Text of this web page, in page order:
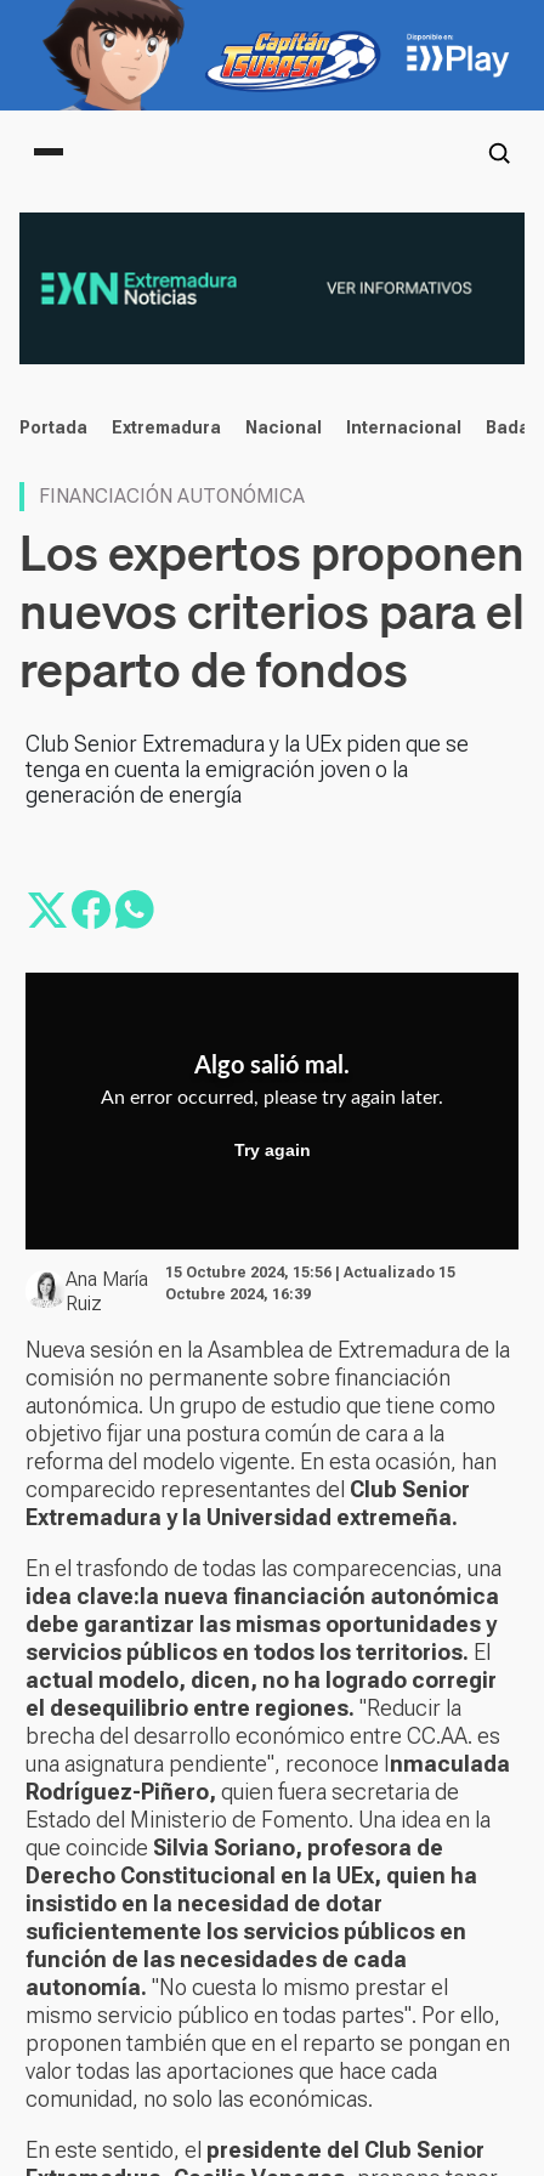
Main menu
noticias
Portada Extremadura Nacional Internacional
FINANCIACIÓN AUTONÓMICA
Los expertos proponen
nuevos criterios para el
reparto de fondos
Club Senior Extremadura y la UEx piden que se
tenga en cuenta la emigración joven o la
generación de energía
Ana María
Ruiz
15 Octubre 2024, 15:56 | Actualizado 15
Octubre 2024, 16:39
Nueva sesión en la Asamblea de Extremadura de la
comisión no permanente sobre financiación
autonómica. Un grupo de estudio que tiene como
objetivo fijar una postura común de cara a la
reforma del modelo vigente. En esta ocasión, han
comparecido representantes del Club Senior
Extremadura y la Universidad extremeña.
En el trasfondo de todas las comparecencias, una
idea clave: la nueva financiación autonómica
debe garantizar las mismas oportunidades y
servicios públicos en todos los territorios. El
actual modelo, dicen, no ha logrado corregir
el desequilibrio entre regiones. "Reducir la
brecha del desarrollo económico entre CC.AA. es
una asignatura pendiente", reconoce I nmaculada
Rodríguez-Piñero, quien fuera secretaria de
Estado del Ministerio de Fomento. Una idea en la
que coincide Silvia Soriano, profesora de
Derecho Constitucional en la UEx, quien ha
insistido en la necesidad de dotar
suficientemente los servicios públicos en
función de las necesidades de cada
autonomía. "No cuesta lo mismo prestar el
mismo servicio público en todas partes". Por ello,
proponen también que en el reparto se pongan en
valor todas las aportaciones que hace cada
comunidad, no solo las económicas.
En este sentido, el presidente del Club Senior